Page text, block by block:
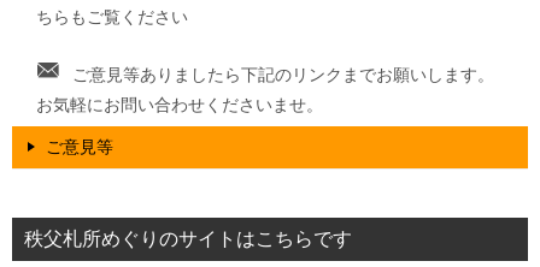
ちらもご覧ください
ご意見等ありましたら下記のリンクまでお願いします。
お気軽にお問い合わせくださいませ。
ご意見等
秩父札所めぐりのサイトはこちらです